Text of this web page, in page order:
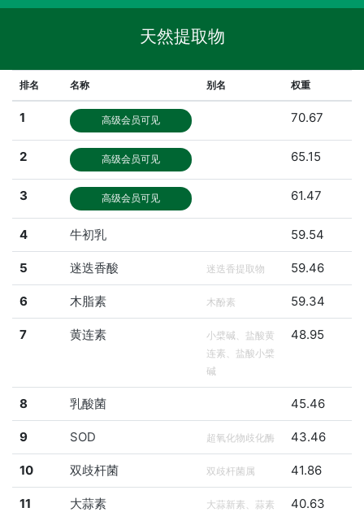
天然提取物
排名 名称 别名 权重
1 高级会员可见 70.67
2 高级会员可见 65.15
3 高级会员可见 61.47
4 牛初乳 59.54
5 迷迭香酸 迷迭香提取物 59.46
6 木脂素 木酚素 59.34
7 黄连素
小檗碱、盐酸黄
连素、盐酸小檗
碱
48.95
8 乳酸菌 45.46
9 SOD 超氧化物歧化酶 43.46
10 双歧杆菌 双歧杆菌属 41.86
11 大蒜素 大蒜新素、蒜素 40.63